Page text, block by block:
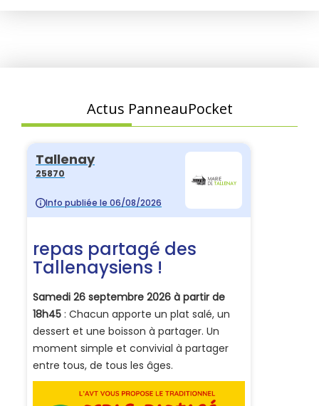
Actus PanneauPocket